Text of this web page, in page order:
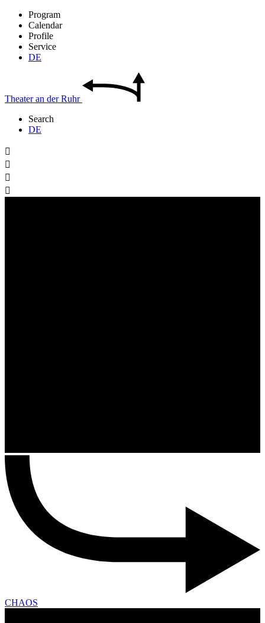
Program
Calendar
Profile
Service
DE
Theateran derRuhr
Search
DE




CHAOS